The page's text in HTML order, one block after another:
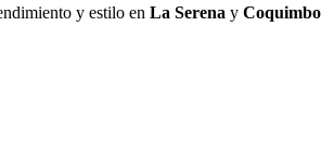
y estilo en La Serena y Coquimbo